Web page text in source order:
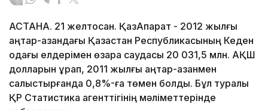
АСТАНА. 21 желтоқсан. ҚазАқпарат - 2012 жылғы
қаңтар-қазандағы Қазақстан Республикасының Кеден
одағы елдерімен өзара саудасы 20 031,5 млн. АҚШ
долларын құрап, 2011 жылғы қаңтар-қазанмен
салыстырғанда 0,8%-ға төмен болды. Бұл туралы
ҚР Статистика агенттігінің мәліметтерінде